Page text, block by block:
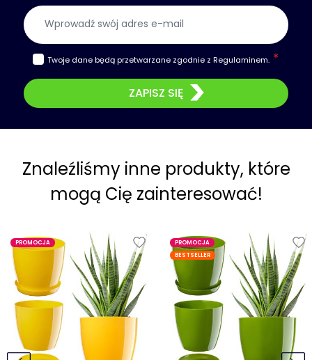
Twoje dane będą przetwarzane zgodnie z Regulaminem.
ZAPISZ SIĘ
Znaleźliśmy inne produkty, które
mogą Cię zainteresować!
PROMOCJA
PROMOCJA
BESTSELLER